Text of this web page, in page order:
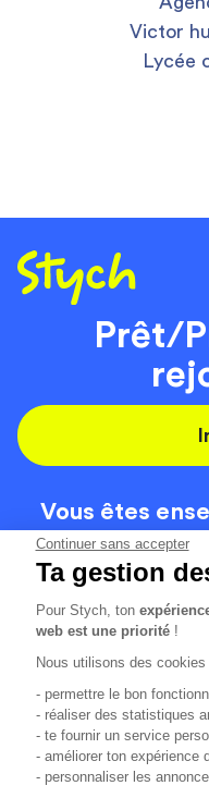
Continuer sans accepter
Ta gestion
Pour Stych, ton
web est une priorité !
Nous utilisons des cookies
- permettre le bon
- réaliser des statistiques
- te fournir un service
- améliorer ton expérience
- personnaliser les
Victor
Lycée
Prêt/
Vous êtes
Code de la route
Localisation
Tous les avis clients4.6/5